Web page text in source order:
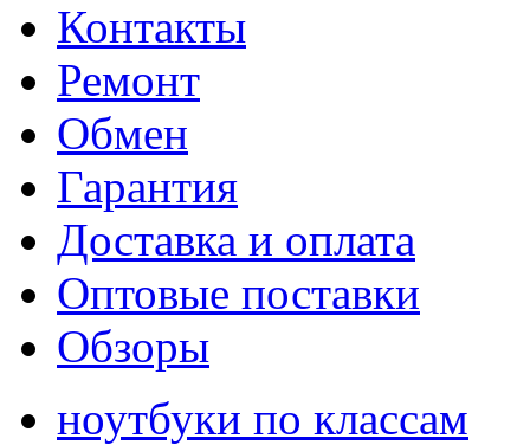
Контакты
Ремонт
Обмен
Гарантия
Доставка и оплата
Оптовые поставки
Обзоры
ноутбуки по классам